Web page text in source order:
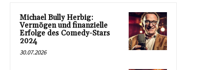
Michael Bully Herbig:
Vermögen und finanzielle
Erfolge des Comedy-Stars
2024
30.07.2026